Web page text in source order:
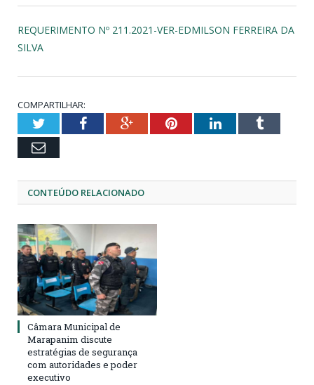
REQUERIMENTO Nº 211.2021-VER-EDMILSON FERREIRA DA
SILVA
COMPARTILHAR:
TwitterFacebookGoogle+PinterestLinkedInTumblr
Email
CONTEÚDO RELACIONADO
Câmara Municipal de
Marapanim discute
estratégias de segurança
com autoridades e poder
executivo